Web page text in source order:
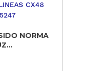
NORMA